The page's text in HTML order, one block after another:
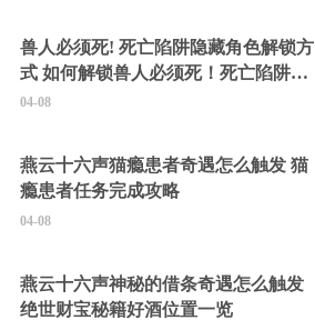
兽人必须死! 死亡陷阱隐藏角色解锁方
式 如何解锁兽人必须死！死亡陷阱中
的隐藏角色
04-08
燕云十六声猫瘾患者奇遇怎么触发 猫
瘾患者任务完成攻略
04-08
燕云十六声神秘的借条奇遇怎么触发
绝世财宝秘籍好酒位置一览